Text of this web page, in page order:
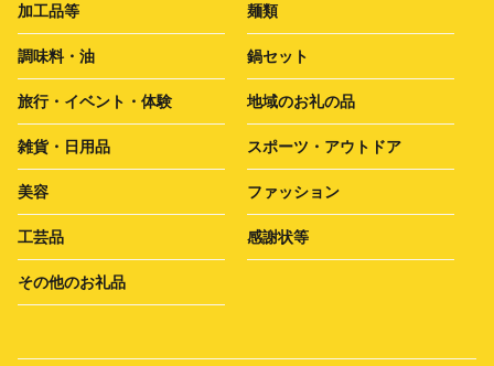
加工品等 麺類
調味料・油 鍋セット
旅行・イベント・体験 地域のお礼の品
雑貨・日用品 スポーツ・アウトドア
美容 ファッション
工芸品 感謝状等
その他のお礼品